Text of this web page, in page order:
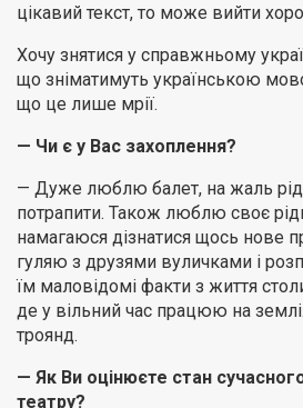
цікавий текст, то може вийти
Хочу знятися у справжньому
що зніматимуть українською
що це лише мрії.
— Чи є у Вас захоплення?
— Дуже люблю балет, на жаль
потрапити. Також люблю своє
намагаюся дізнатися щось нове
гуляю з друзями вуличками і
їм маловідомі факти з життя
де у вільний час працюю на
троянд.
— Як Ви оцінюєте стан
театру?